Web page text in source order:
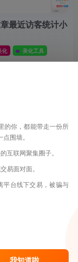
最近访客统计小
化 美化工具
前 67 14
# 美化工具
37
文章一键更新/发
的你，都能带走一份所
围墙。
互联网聚集圈子。
易面对面。
平台线下交易，被骗与